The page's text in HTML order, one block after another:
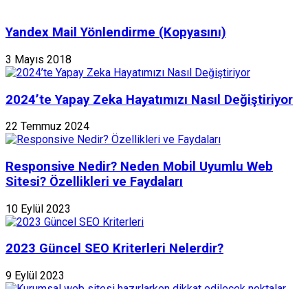
Yandex Mail Yönlendirme (Kopyasını)
3 Mayıs 2018
2024’te Yapay Zeka Hayatımızı Nasıl Değiştiriyor
22 Temmuz 2024
Responsive Nedir? Neden Mobil Uyumlu Web
Sitesi? Özellikleri ve Faydaları
10 Eylül 2023
2023 Güncel SEO Kriterleri Nelerdir?
9 Eylül 2023